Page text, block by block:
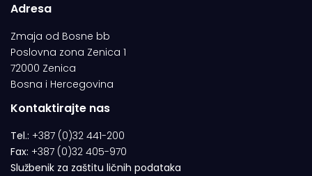
Adresa
Zmaja od Bosne bb
Poslovna zona Zenica 1
72000 Zenica
Bosna i Hercegovina
Kontaktirajte nas
Tel.: +387 (0)32 441-200
Fax: +387 (0)32 405-970
Službenik za zaštitu ličnih podataka